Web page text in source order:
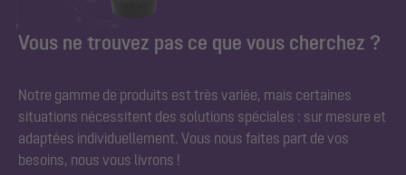
Vous ne trouvez pas ce que vous cherchez ?
Notre gamme de produits est très variée, mais certaines
situations nécessitent des solutions spéciales : sur mesure et
adaptées individuellement. Vous nous faites part de vos
besoins, nous vous livrons !